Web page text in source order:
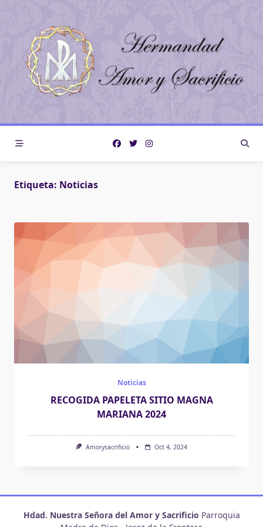
contenido
Etiqueta: Noticias
Noticias
RECOGIDA PAPELETA SITIO MAGNA
MARIANA 2024
Amorysacrificio Oct 4, 2024
Hdad. Nuestra Señora del Amor y Sacrificio Parroquia